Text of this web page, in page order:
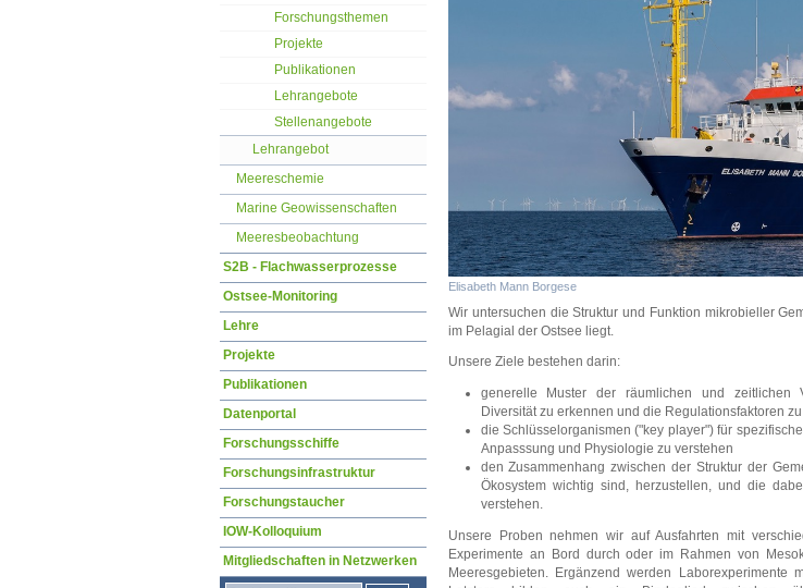
Elisabeth Mann Borgese
Wir untersuchen die Struktur und Funktion mikrobieller
im Pelagial der Ostsee liegt.
Unsere Ziele bestehen darin:
generelle Muster der räumlichen und zeitlichen
Diversität zu erkennen und die Regulationsfaktoren
die Schlüsselorganismen ("key player") für
Anpasssung und Physiologie zu verstehen
den Zusammenhang zwischen der Struktur der
Ökosystem wichtig sind, herzustellen, und die
verstehen.
Unsere Proben nehmen wir auf Ausfahrten mit
Experimente an Bord durch oder im Rahmen von
Meeresgebieten. Ergänzend werden Laborexperimente
Forschungsthemen
Projekte
Publikationen
Lehrangebote
Stellenangebote
Lehrangebot
Meereschemie
Marine Geowissenschaften
Meeresbeobachtung
S2B - Flachwasserprozesse
Ostsee-Monitoring
Lehre
Projekte
Publikationen
Datenportal
Forschungsschiffe
Forschungsinfrastruktur
Forschungstaucher
IOW-Kolloquium
Mitgliedschaften in Netzwerken